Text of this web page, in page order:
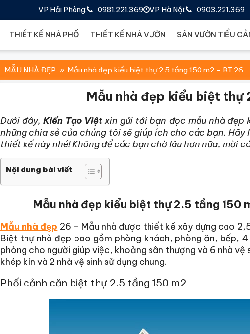
VP Hà Nội: 0903.221.369
VP Hải Phòng: 0981.221.369
THIẾT KẾ NHÀ PHỐ THIẾT KẾ NHÀ VƯỜN SÂN VƯỜN TIỂU
MẪU NHÀ ĐẸP Mẫu nhà đẹp kiểu biệt thự 2.5 tầng 150 m2 – BT 26
Mẫu nhà đẹp kiểu biệt thự
Dưới đây, Kiến Tạo Việtxin gửi tới bạn đọc mẫu nhà đẹp
những chia sẻ của chúng tôi sẽ giúp ích cho các bạn.
thiết kế này nhé! Không để các bạn chờ lâu hơn nữa, mời
Nội dung bài viết
Mẫu nhà đẹp kiểu biệt thự 2.5 tầng 150
Mẫu nhà đẹp 26 – Mẫu nhà được thiết kế xây dựng cao
Biệt thự nhà đẹp bao gồm phòng khách, phòng ăn, bếp,
phòng cho người giúp việc, khoảng sân thượng và 6 nhà
khép kín và 2 nhà vệ sinh sử dụng chung.
Phối cảnh căn biệt thự 2.5 tầng 150 m2